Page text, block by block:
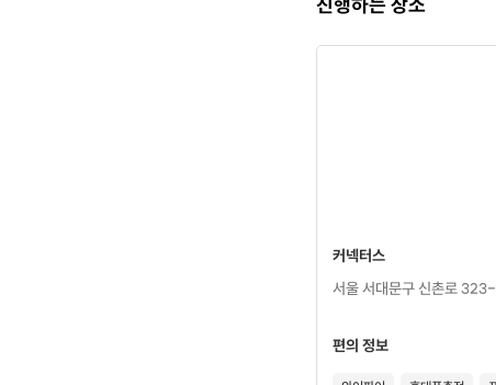
커넥터스
서울 서대문구 신촌로
편의 정보